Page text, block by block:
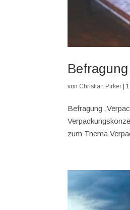
von Christian Pirker |
Befragung
zum Thema